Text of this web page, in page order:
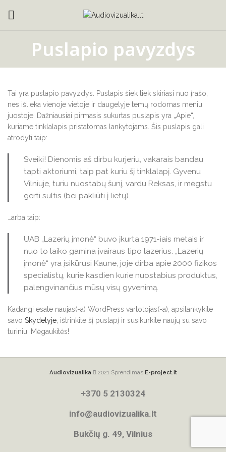
Puslapio pavyzdys
Tai yra puslapio pavyzdys. Puslapis šiek tiek skiriasi nuo įrašo,
nes išlieka vienoje vietoje ir daugelyje temų rodomas meniu
juostoje. Dažniausiai pirmasis sukurtas puslapis yra „Apie“,
kuriame tinklalapis pristatomas lankytojams. Šis puslapis gali
atrodyti taip:
Sveiki! Dienomis aš dirbu kurjeriu, vakarais bandau
tapti aktoriumi, taip pat kuriu šį tinklalapį. Gyvenu
Vilniuje, turiu nuostabų šunį, vardu Reksas, ir mėgstu
gerti sultis (bei pakliūti į lietų).
…arba taip:
UAB „Lazerių įmonė“ buvo įkurta 1971-iais metais ir
nuo to laiko gamina įvairaus tipo lazerius. „Lazerių
įmonė“ yra įsikūrusi Kaune, joje dirba apie 2000 fizikos
specialistų, kurie kasdien kurie nuostabius produktus,
palengvinančius mūsų visų gyvenimą.
Kadangi esate naujas(-a) WordPress vartotojas(-a), apsilankykite
savo Skydelyje , ištrinkite šį puslapį ir susikurkite naujų su savo
turiniu. Mėgaukitės!
Audiovizualika 2021 Sprendimas E-project.lt
+370 5 2130324
info@audiovizualika.lt
Bukčių g. 49, Vilnius